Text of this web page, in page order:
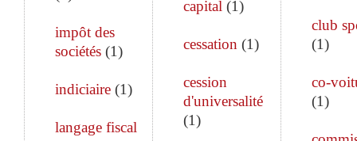
impôt des
sociétés (1)
indiciaire (1)
langage fiscal
capital (1)
cessation (1)
cession
d'universalité
(1)
club
(1)
co-
(1)